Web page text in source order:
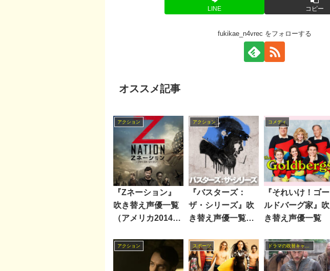
LINE コピー
fukikae_n4vrec をフォローする
オススメ記事
アクション
『Zネーション』
吹き替え声優一覧
（アメリカ2014
アクション
『バスターズ：
ザ・シリーズ』吹
き替え声優一覧
年）
コメディ
『それいけ！ゴー
ルドバーグ家』吹
き替え声優一覧
アクション スポーツ